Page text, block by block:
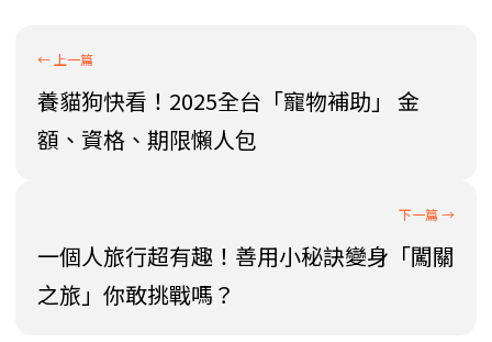
養貓狗快看！2025全台「寵物補助」 金
額、資格、期限懶人包
一個人旅行超有趣！善用小秘訣變身「闖關
之旅」你敢挑戰嗎？